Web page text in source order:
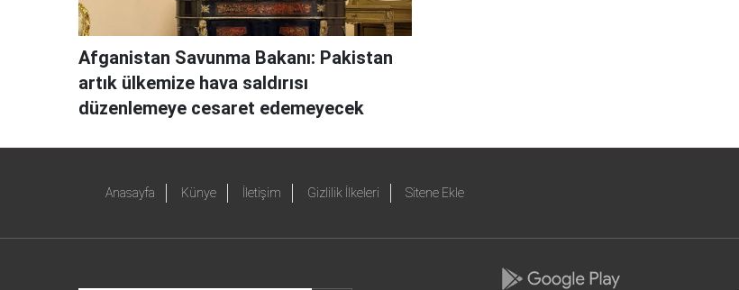
Afganistan Savunma Bakanı: Pakistan
artık ülkemize hava saldırısı
düzenlemeye cesaret edemeyecek
Anasayfa Künye İletişim Gizlilik İlkeleri Sitene Ekle